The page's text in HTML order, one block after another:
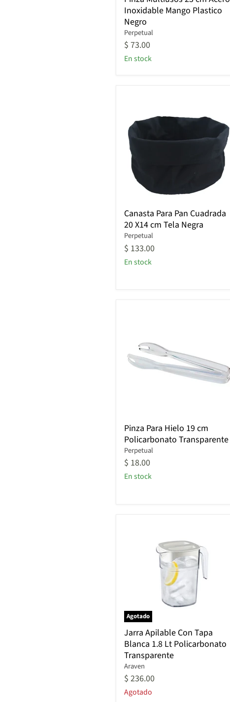
Multiusos
23
cm
Acero
Inoxidable
Mango
Plastico
Inoxidable Mango Plastico
Negro
Perpetual
$ 73.00
En stock
Canasta
Para
Pan
Cuadrada
20
X14
cm
Canasta Para Pan Cuadrada
20 X14 cm Tela Negra
Perpetual
$ 133.00
En stock
Pinza
Para
Hielo
19
cm
Policarbonato
Transparente
Pinza Para Hielo 19 cm
Policarbonato Transparente
Perpetual
$ 18.00
En stock
Agotado
Jarra
Apilable
Con
Tapa
Blanca
1.8
Lt
Policarbonato
Jarra Apilable Con Tapa
Blanca 1.8 Lt Policarbonato
Transparente
Araven
$ 236.00
Agotado